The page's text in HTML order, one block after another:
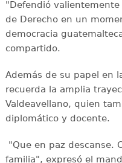
"Defendió
de Derecho en un
democracia
compartido.
Además de su papel en
recuerda la amplia
Valdeavellano, quien
diplomático y docente.
"Que en paz descanse.
familia", expresó el